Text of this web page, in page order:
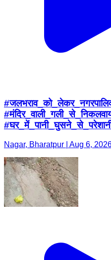
Nagar, Bharatpur | Aug 6,